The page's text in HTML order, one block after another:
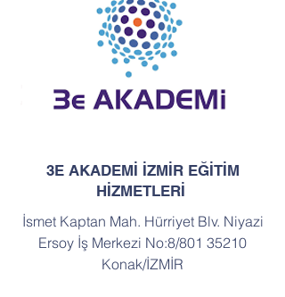
3E AKADEMİ İZMİR EĞİTİM
HİZMETLERİ
İsmet Kaptan Mah. Hürriyet Blv. Niyazi
Ersoy İş Merkezi No:8/801 35210
Konak/İZMİR